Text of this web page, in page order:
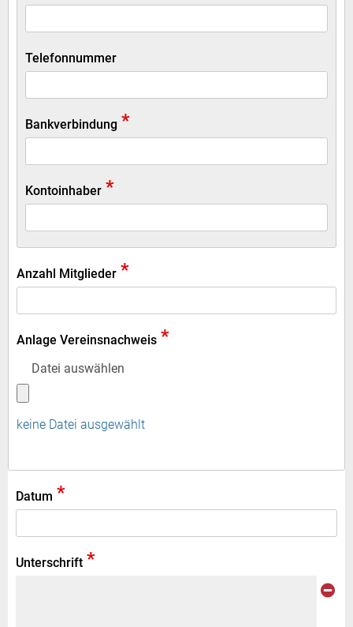
Telefonnummer
Bankverbindung *
Kontoinhaber *
Anzahl Mitglieder *
Anlage Vereinsnachweis *
Datei auswählen
keine Datei ausgewählt
Datum *
Unterschrift *